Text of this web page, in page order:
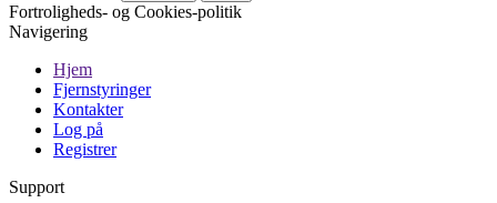
Fortroligheds- og Cookies-politik
Navigering
Hjem
Fjernstyringer
Kontakter
Log på
Registrer
Support